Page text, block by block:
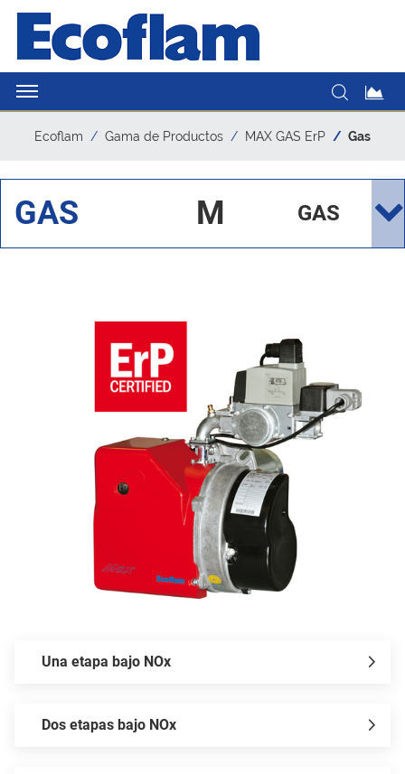
Ecoflam Gama de Productos MAX GAS ErP Gas
GAS
M
AX
ER
P
GAS
Una etapa bajo NOx
Dos etapas bajo NOx